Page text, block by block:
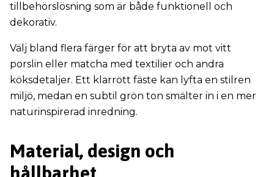
tillbehörslösning som är både funktionell och
dekorativ.
Välj bland flera färger för att bryta av mot vitt
porslin eller matcha med textilier och andra
köksdetaljer. Ett klarrött fäste kan lyfta en stilren
miljö, medan en subtil grön ton smälter in i en mer
naturinspirerad inredning.
Material, design och